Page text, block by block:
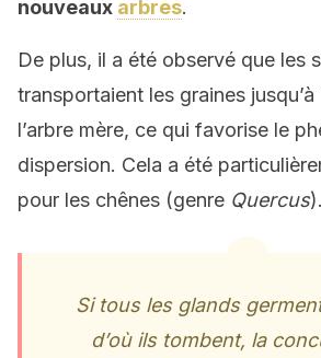
nouveaux arbres.
De plus, il a été observé que les
transportaient les graines
l’arbre mère, ce qui favorise le
dispersion. Cela a été
pour les chênes (genre Quercus).
Si tous les glands
d’où ils tombent, la